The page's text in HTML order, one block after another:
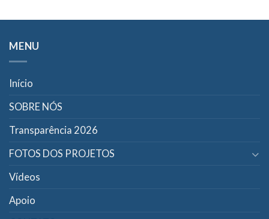
MENU
Início
SOBRE NÓS
Transparência 2026
FOTOS DOS PROJETOS
Vídeos
Apoio